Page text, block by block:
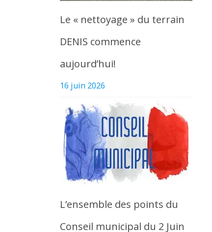
Le « nettoyage » du terrain
DENIS commence
aujourd’hui!
16 juin 2026
L’ensemble des points du
Conseil municipal du 2 Juin